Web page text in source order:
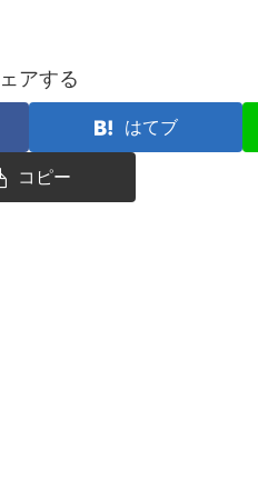
アする
はてブ
コピー